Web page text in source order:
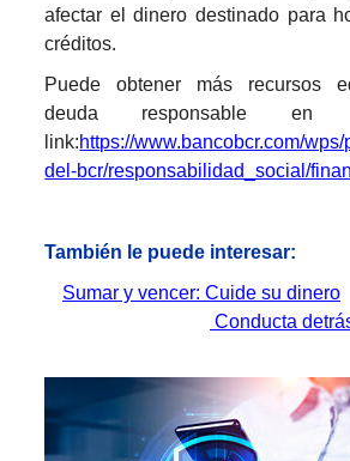
afectar el dinero destinado para
créditos.
Puede obtener más recursos
deuda responsable en
link:https://www.bancobcr.com/
del-bcr/responsabilidad_social/
También le puede interesar:
Sumar y vencer: Cuide su dinero
Conducta